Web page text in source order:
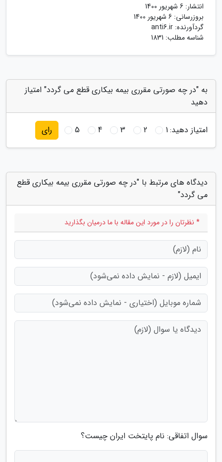
انتشار: 6 شهریور 1400
بروزرسانی: 6 شهریور 1400
گردآورنده: anti6.ir
شناسه مطلب: 1831
به "در چه صورتی مقرری بیمه بیکاری قطع می گردد" امتیاز
دهید
امتیاز دهید:1
2
3
4
5 رای
دیدگاه های مرتبط با "در چه صورتی مقرری بیمه بیکاری قطع
می گردد"
* نظرتان را در مورد این مقاله با ما درمیان بگذارید
سوال اتفاقی: نام پایتخت ایران چیست؟